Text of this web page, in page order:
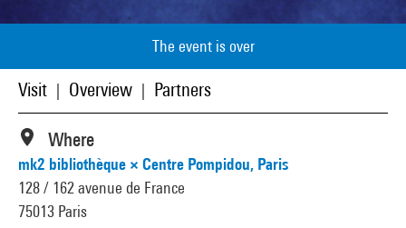
The event is over
Visit Overview Partners
Where
mk2 bibliothèque × Centre Pompidou, Paris
128 / 162 avenue de France
75013 Paris